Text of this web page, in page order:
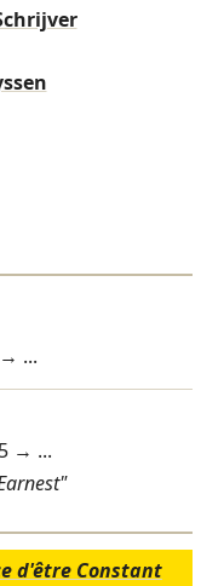
→ ...
→ ...
d'être Constant